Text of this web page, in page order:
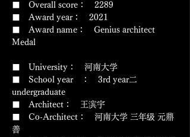
■ Overall score： 2289
■ Award year： 2021
​■ Award name： Genius architect
Medal
■ University： 河南大学
■ School year ： 3rd year二
undergraduate
■ Architect： 王滨宇
■ Co-Architect： 河南大学 三年级 元鼎
善